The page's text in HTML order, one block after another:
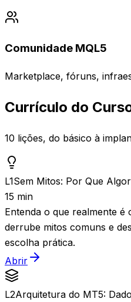
Comunidade MQL5
Marketplace, fóruns,
Currículo do
10 lições, do básico à
L1Sem Mitos: Por Que
15 min
Entenda o que realmente é
derrube mitos comuns e
escolha prática.
Abrir
L2Arquitetura do MT5: